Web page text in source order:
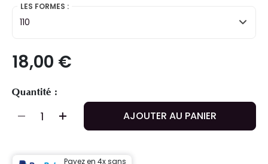
LES FORMES :
110
18,00 €
Quantité :
AJOUTER AU PANIER
Payez en 4x sans